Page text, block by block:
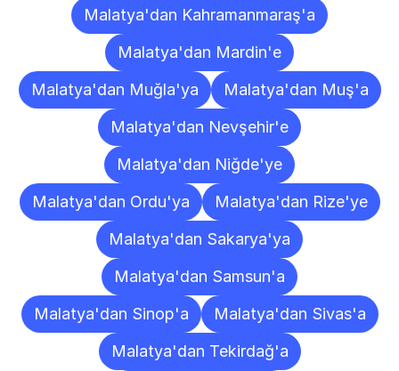
Malatya'dan Kahramanmaraş'a
Malatya'dan Mardin'e
Malatya'dan Muğla'ya
Malatya'dan Muş'a
Malatya'dan Nevşehir'e
Malatya'dan Niğde'ye
Malatya'dan Ordu'ya
Malatya'dan Rize'ye
Malatya'dan Sakarya'ya
Malatya'dan Samsun'a
Malatya'dan Sinop'a
Malatya'dan Sivas'a
Malatya'dan Tekirdağ'a